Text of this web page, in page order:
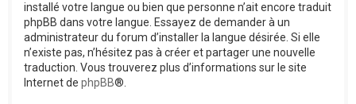
installé votre langue ou bien que personne n’ait encore traduit
phpBB dans votre langue. Essayez de demander à un
administrateur du forum d’installer la langue désirée. Si elle
n’existe pas, n’hésitez pas à créer et partager une nouvelle
traduction. Vous trouverez plus d’informations sur le site
Internet de phpBB®.